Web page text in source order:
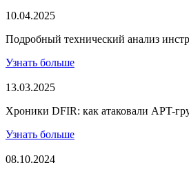
10.04.2025
Подробный технический анализ
Узнать больше
13.03.2025
Хроники DFIR: как атаковали APT-
Узнать больше
08.10.2024